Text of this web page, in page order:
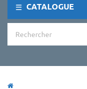
CATALOGUE